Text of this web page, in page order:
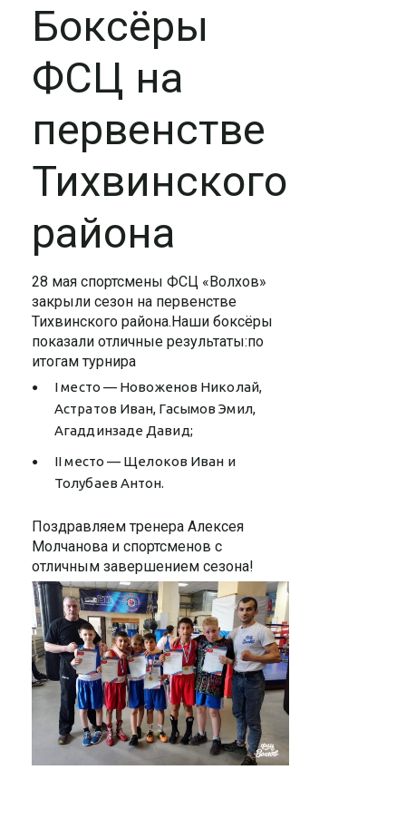
Боксёры
ФСЦ на
первенстве
Тихвинского
района
28 мая спортсмены ФСЦ «Волхов»
закрыли сезон на первенстве
Тихвинского района.Наши боксёры
показали отличные результаты:по
итогам турнира
I место — Новоженов Николай,
Астратов Иван, Гасымов Эмил,
Агаддинзаде Давид;
II место — Щелоков Иван и
Толубаев Антон.
Поздравляем тренера Алексея
Молчанова и спортсменов с
отличным завершением сезона!